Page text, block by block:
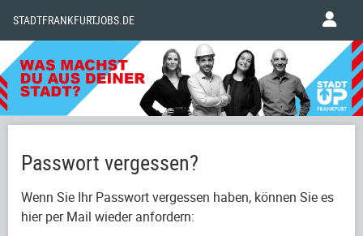
STADTFRANKFURTJOBS.DE
Passwort vergessen?
Wenn Sie Ihr Passwort vergessen haben, können Sie es
hier per Mail wieder anfordern: